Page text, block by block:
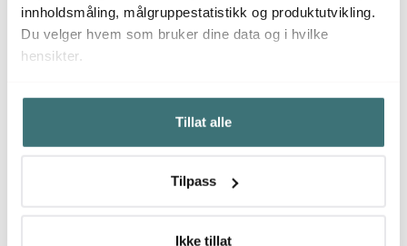
innholdsmåling, målgruppestatistikk og produktutvikling.
Du velger hvem som bruker dine data og i hvilke
hensikter.
Hvis du gir oss lov, vil vi også gjerne:
Innhente informasjon om den geografiske
beliggenheten din, som kan være nøyaktig innenfor
Identifisere enheten din ved å aktivt skanne den for
kan du lese om hvordan dine personlige
Tillat alle
Tilpass
Ikke tillat
På lager På lager
Du kanskje også liker